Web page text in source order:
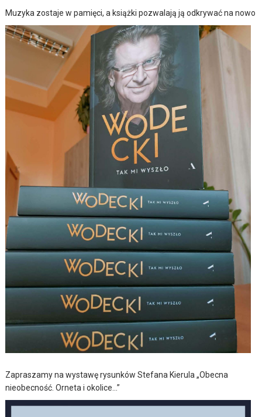
Muzyka zostaje w pamięci, a książki pozwalają ją odkrywać na nowo
Zapraszamy na wystawę rysunków Stefana Kierula „Obecna
nieobecność. Orneta i okolice…”